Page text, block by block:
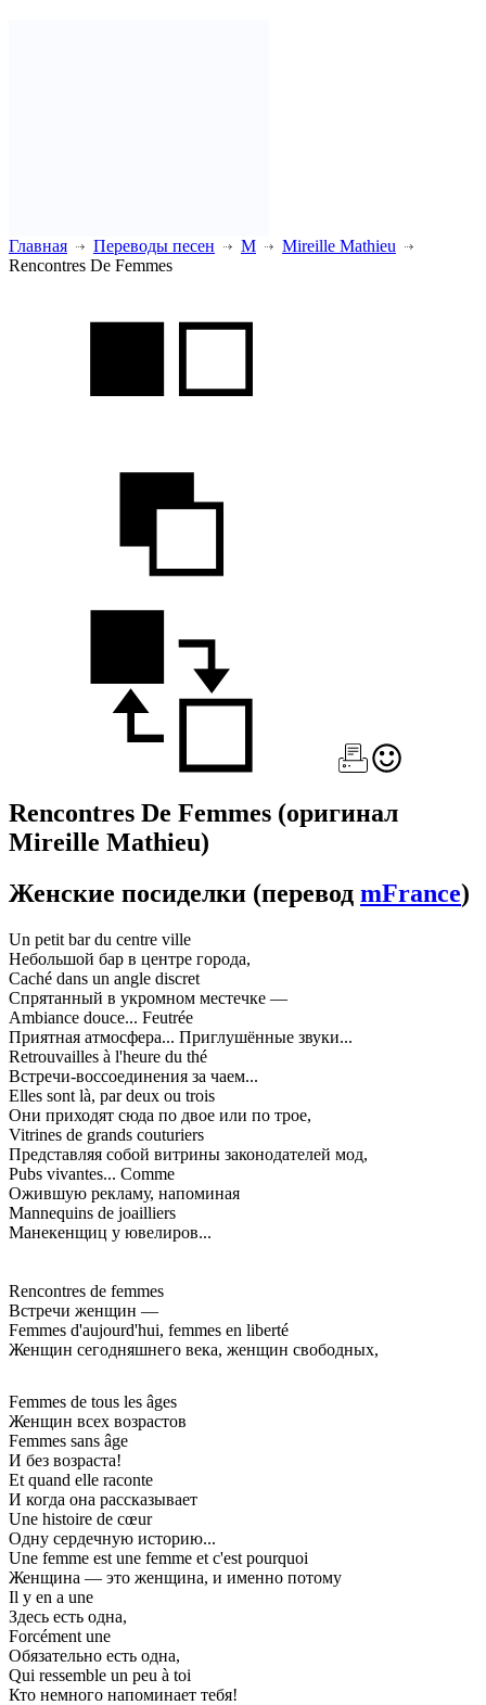
Главная Переводы песен M
Mireille Mathieu
Rencontres De Femmes
Rencontres De Femmes (оригинал
Mireille Mathieu)
Женские посиделки (перевод mFrance)
Un petit bar du centre ville
Небольшой бар в центре города,
Caché dans un angle discret
Спрятанный в укромном местечке —
Ambiance douce... Feutrée
Приятная атмосфера... Приглушённые звуки...
Retrouvailles à l'heure du thé
Встречи-воссоединения за чаем...
Elles sont là, par deux ou trois
Они приходят сюда по двое или по трое,
Vitrines de grands couturiers
Представляя собой витрины законодателей мод,
Pubs vivantes... Comme
Ожившую рекламу, напоминая
Mannequins de joailliers
Манекенщиц у ювелиров...
Rencontres de femmes
Встречи женщин —
Femmes d'aujourd'hui, femmes en liberté
Женщин сегодняшнего века, женщин свободных,
Femmes de tous les âges
Женщин всех возрастов
Femmes sans âge
И без возраста!
Et quand elle raconte
И когда она рассказывает
Une histoire de cœur
Одну сердечную историю...
Une femme est une femme et c'est pourquoi
Женщина — это женщина, и именно потому
Il y en a une
Здесь есть одна,
Forcément une
Обязательно есть одна,
Qui ressemble un peu à toi
Кто немного напоминает тебя!